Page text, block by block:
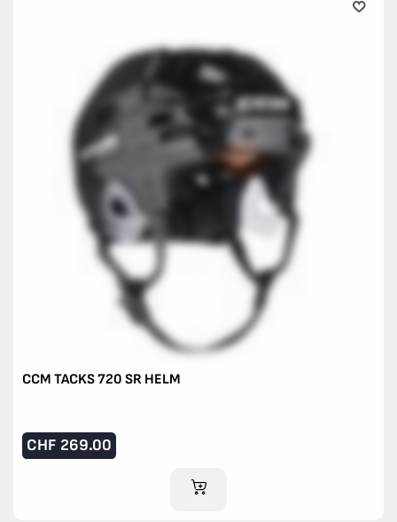
CCM TACKS 720 SR HELM
CHF 269.00
IM WARENKORB